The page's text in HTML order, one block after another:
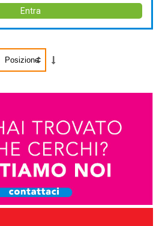
Entra